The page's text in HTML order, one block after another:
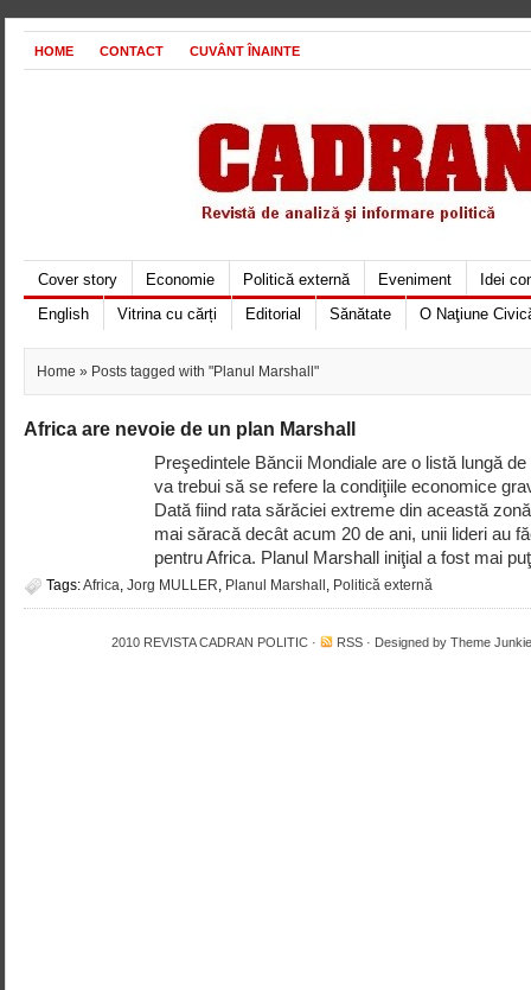
HOME CONTACT CUVÂNT ÎNAINTE
Cover story Economie Politică externă Eveniment
Idei
English
Vitrina cu cărți Editorial Sănătate O Naţiune
Home » Posts tagged with "Planul Marshall"
Africa are nevoie de un plan Marshall
Preşedintele Băncii Mondiale are o listă lungă
va trebui să se refere la condiţiile economice
Dată fiind rata sărăciei extreme din această
mai săracă decât acum 20 de ani, unii lideri au
pentru Africa. Planul Marshall iniţial a fost mai
Tags:Africa, Jorg MULLER, Planul Marshall , Politică externă
2010 REVISTA CADRAN POLITIC · RSS · Designed by Theme Junkie